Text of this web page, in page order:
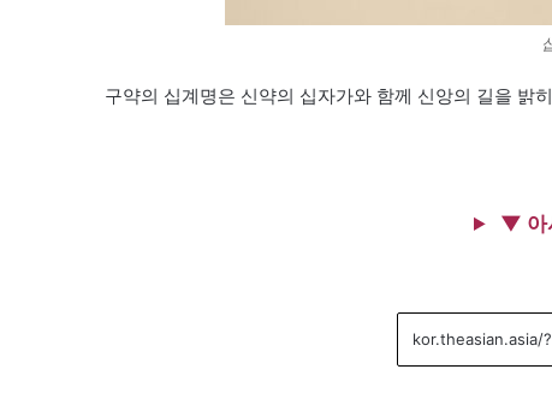
구약의 십계명은 신약의 십자가와 함께 신앙의 길을 밝
▼ 아